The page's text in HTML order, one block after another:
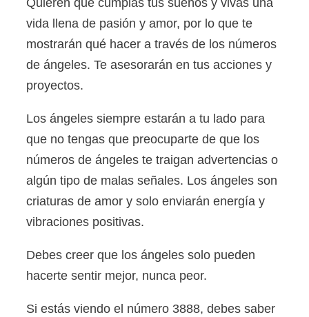
Quieren que cumplas tus sueños y vivas una
vida llena de pasión y amor, por lo que te
mostrarán qué hacer a través de los números
de ángeles. Te asesorarán en tus acciones y
proyectos.
Los ángeles siempre estarán a tu lado para
que no tengas que preocuparte de que los
números de ángeles te traigan advertencias o
algún tipo de malas señales. Los ángeles son
criaturas de amor y solo enviarán energía y
vibraciones positivas.
Debes creer que los ángeles solo pueden
hacerte sentir mejor, nunca peor.
Si estás viendo el número 3888, debes saber